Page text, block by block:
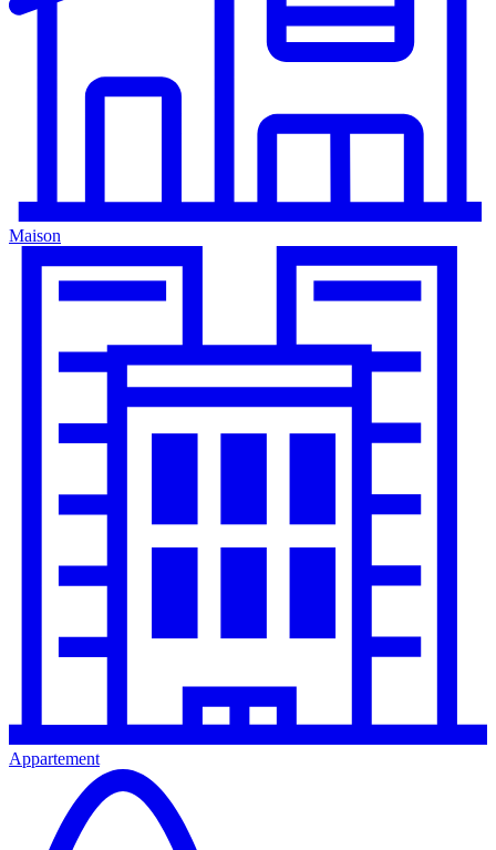
Maison
Appartement